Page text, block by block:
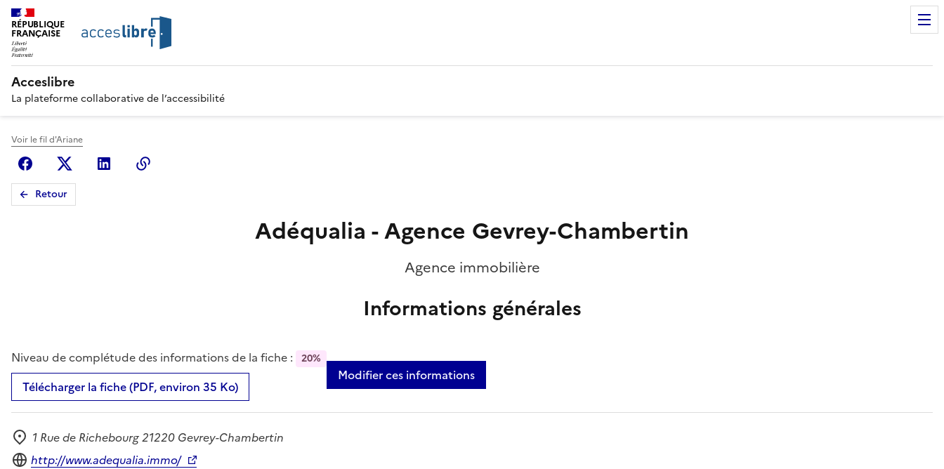
RÉPUBLIQUE
FRANÇAISE
Acceslibre
La plateforme collaborative de l’accessibilité
Voir le fil d'Ariane
FacebookX (anciennement Twitter)
Linkedin
Retour
Adéqualia - Agence Gevrey-Chambertin
Agence immobilière
Informations générales
Niveau de complétude des informations de la fiche : 20%
Télécharger la fiche (PDF, environ 35 Ko)
Modifier ces informations
Adresse
1 Rue de Richebourg 21220 Gevrey-Chambertin
Site internet
http://www.adequalia.immo/